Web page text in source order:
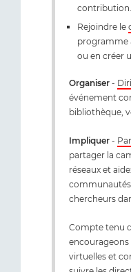
contribution.
Rejoindre le
programme
ou en créer
Organiser -
événement
bibliothèque,
Impliquer -
partager la
réseaux et
chercheurs
Compte tenu
virtuelles et